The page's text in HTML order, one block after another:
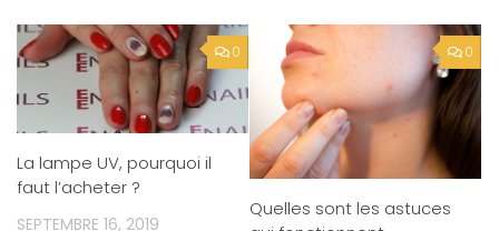
0
La lampe UV, pourquoi il
faut l’acheter ?
SEPTEMBRE 16, 2019
0
Quelles sont les astuces